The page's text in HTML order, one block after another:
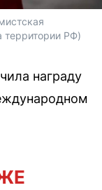
территории РФ)
награду